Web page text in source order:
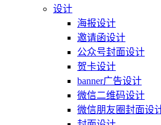
设计
海报设计
邀请函设计
公众号封面设计
贺卡设计
banner广告设计
微信二维码设计
微信朋友圈封面设